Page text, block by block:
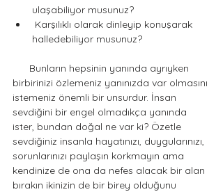
ulaşabiliyor musunuz?
halledebiliyor musunuz?
birbirinizi özlemeniz yanınızda var olmasını
istemeniz önemli bir unsurdur. İnsan
sevdiğini bir engel olmadıkça yanında
ister, bundan doğal ne var ki? Özetle
sevdiğiniz insanla hayatınızı, duygularınızı,
sorunlarınızı paylaşın korkmayın ama
kendinize de ona da nefes alacak bir alan
bırakın ikinizin de bir birey olduğunu